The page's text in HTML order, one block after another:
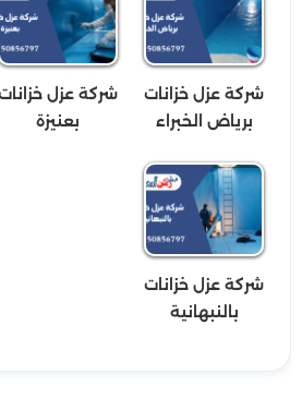
شركة عزل خزانات
برياض الخبراء
شركة عزل
بعنيزة
شركة عزل خزانات
بالنبهانية